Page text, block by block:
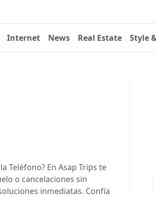
Internet News Real Estate Style
Teléfono? En Asap Trips te
o cancelaciones sin
inmediatas. Confía